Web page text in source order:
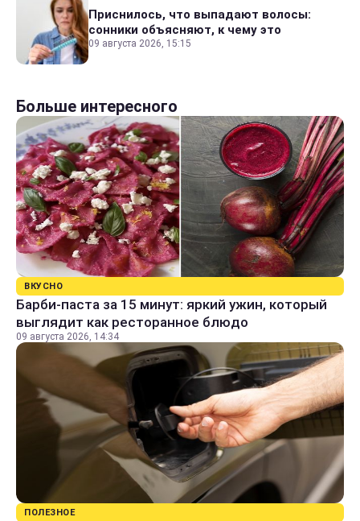
Приснилось, что выпадают волосы:
сонники объясняют, к чему это
09 августа 2026, 15:15
Больше интересного
ВКУСНО
Барби-паста за 15 минут: яркий ужин, который
выглядит как ресторанное блюдо
09 августа 2026, 14:34
ПОЛЕЗНОЕ